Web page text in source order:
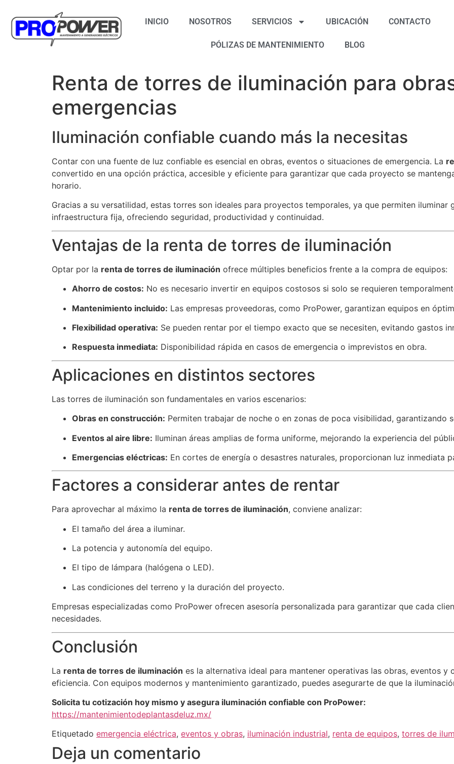
INICIO NOSOTROS SERVICIOS UBICACIÓN CONTACTO
PÓLIZAS DE MANTENIMIENTO BLOG
Renta de torres de iluminación para
emergencias
Iluminación confiable cuando más la necesitas
Contar con una fuente de luz confiable es esencial en obras, eventos o situaciones de emergencia. La
convertido en una opción práctica, accesible y eficiente para garantizar que cada proyecto se
horario.
Gracias a su versatilidad, estas torres son ideales para proyectos temporales, ya que permiten iluminar
infraestructura fija, ofreciendo seguridad, productividad y continuidad.
Ventajas de la renta de torres de iluminación
Optar por la renta de torres de iluminación ofrece múltiples beneficios frente a la compra de equipos:
Ahorro de costos: No es necesario invertir en equipos costosos si solo se requieren
Mantenimiento incluido: Las empresas proveedoras, como ProPower, garantizan equipos en
Flexibilidad operativa: Se pueden rentar por el tiempo exacto que se necesiten, evitando gastos
Respuesta inmediata: Disponibilidad rápida en casos de emergencia o imprevistos en obra.
Aplicaciones en distintos sectores
Las torres de iluminación son fundamentales en varios escenarios:
Obras en construcción: Permiten trabajar de noche o en zonas de poca visibilidad, garantizando
Eventos al aire libre: Iluminan áreas amplias de forma uniforme, mejorando la experiencia del
Emergencias eléctricas: En cortes de energía o desastres naturales, proporcionan luz inmediata
Factores a considerar antes de rentar
Para aprovechar al máximo la renta de torres de iluminación, conviene analizar:
El tamaño del área a iluminar.
La potencia y autonomía del equipo.
El tipo de lámpara (halógena o LED).
Las condiciones del terreno y la duración del proyecto.
Empresas especializadas como ProPower ofrecen asesoría personalizada para garantizar que cada
necesidades.
Conclusión
La renta de torres de iluminación es la alternativa ideal para mantener operativas las obras, eventos y
eficiencia. Con equipos modernos y mantenimiento garantizado, puedes asegurarte de que la
Solicita tu cotización hoy mismo y asegura iluminación confiable con ProPower:
https://mantenimientodeplantasdeluz.mx/
Etiquetado emergencia eléctrica, eventos y obras, iluminación industrial, renta de equipos, torres de
Deja un comentario